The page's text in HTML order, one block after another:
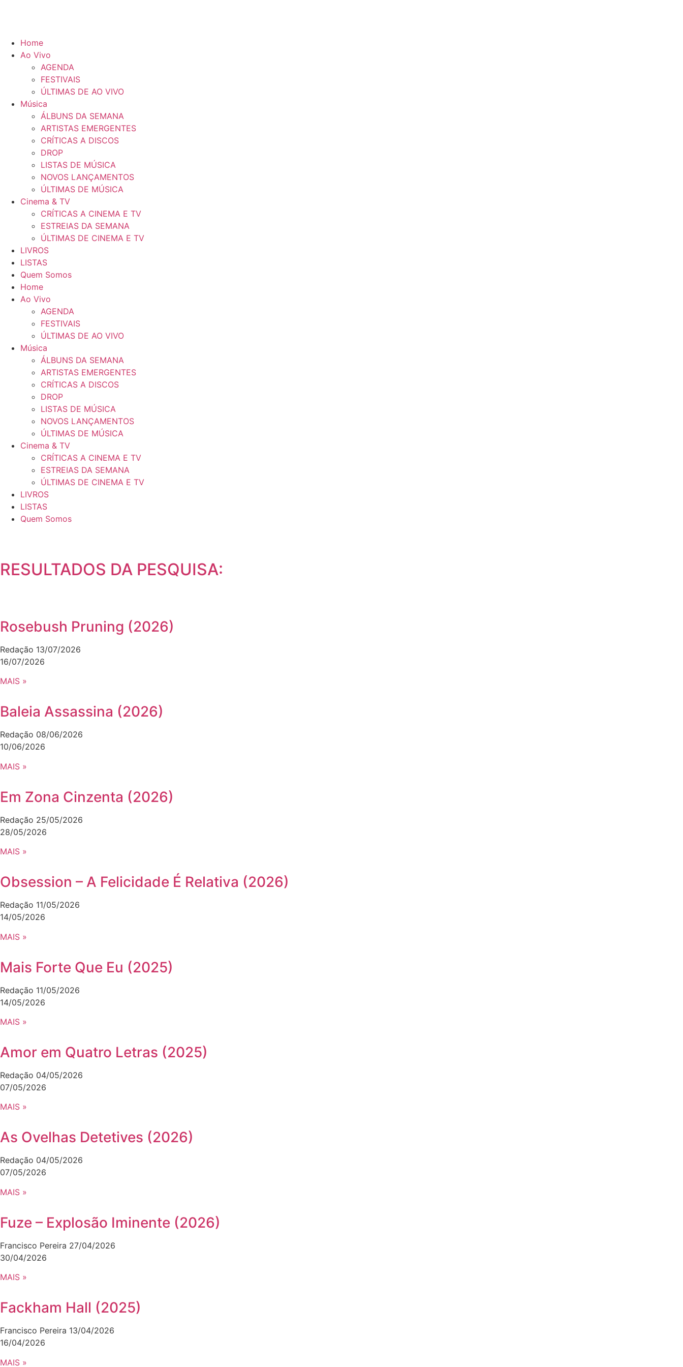
Home
Ao Vivo
AGENDA
FESTIVAIS
ÚLTIMAS DE AO VIVO
Música
ÁLBUNS DA SEMANA
ARTISTAS EMERGENTES
CRÍTICAS A DISCOS
DROP
LISTAS DE MÚSICA
NOVOS LANÇAMENTOS
ÚLTIMAS DE MÚSICA
Cinema & TV
CRÍTICAS A CINEMA E TV
ESTREIAS DA SEMANA
ÚLTIMAS DE CINEMA E TV
LIVROS
LISTAS
Quem Somos
Home
Ao Vivo
AGENDA
FESTIVAIS
ÚLTIMAS DE AO VIVO
Música
ÁLBUNS DA SEMANA
ARTISTAS EMERGENTES
CRÍTICAS A DISCOS
DROP
LISTAS DE MÚSICA
NOVOS LANÇAMENTOS
ÚLTIMAS DE MÚSICA
Cinema & TV
CRÍTICAS A CINEMA E TV
ESTREIAS DA SEMANA
ÚLTIMAS DE CINEMA E TV
LIVROS
LISTAS
Quem Somos
RESULTADOS DA PESQUISA:
Rosebush Pruning (2026)
Redação 13/07/2026
16/07/2026
MAIS »
Baleia Assassina (2026)
Redação 08/06/2026
10/06/2026
MAIS »
Em Zona Cinzenta (2026)
Redação 25/05/2026
28/05/2026
MAIS »
Obsession – A Felicidade É Relativa (2026)
Redação 11/05/2026
14/05/2026
MAIS »
Mais Forte Que Eu (2025)
Redação 11/05/2026
14/05/2026
MAIS »
Amor em Quatro Letras (2025)
Redação 04/05/2026
07/05/2026
MAIS »
As Ovelhas Detetives (2026)
Redação 04/05/2026
07/05/2026
MAIS »
Fuze – Explosão Iminente (2026)
Francisco Pereira 27/04/2026
30/04/2026
MAIS »
Fackham Hall (2025)
Francisco Pereira 13/04/2026
16/04/2026
MAIS »